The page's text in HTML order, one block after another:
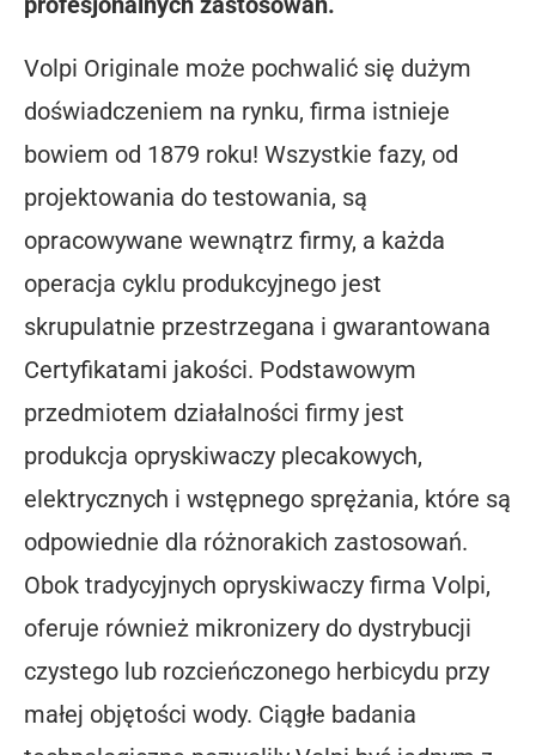
Volpi Originale może pochwalić się dużym
doświadczeniem na rynku, firma istnieje
bowiem od 1879 roku! Wszystkie fazy, od
projektowania do testowania, są
opracowywane wewnątrz firmy, a każda
operacja cyklu produkcyjnego jest
skrupulatnie przestrzegana i gwarantowana
Certyfikatami jakości. Podstawowym
przedmiotem działalności firmy jest
produkcja opryskiwaczy plecakowych,
elektrycznych i wstępnego sprężania, które są
odpowiednie dla różnorakich zastosowań.
Obok tradycyjnych opryskiwaczy firma Volpi,
oferuje również mikronizery do dystrybucji
czystego lub rozcieńczonego herbicydu przy
małej objętości wody. Ciągłe badania